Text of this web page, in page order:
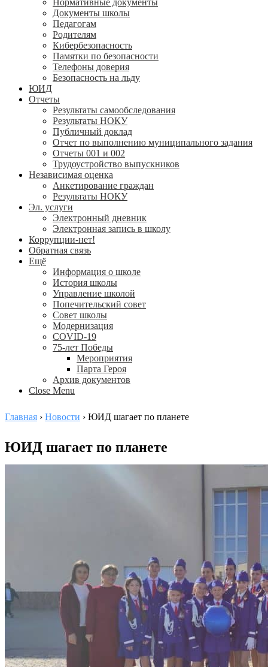
Нормативные документы
Документы школы
Педагогам
Родителям
Кибербезопасность
Памятки по безопасности
Телефоны доверия
Безопасность на льду
ЮИД
Отчеты
Результаты самообследования
Результаты НОКУ
Публичный доклад
Отчет по выполнению муниципального задания
Отчеты 001 и 002
Трудоустройство выпускников
Независимая оценка
Анкетирование граждан
Результаты НОКУ
Эл. услуги
Электронный дневник
Электронная запись в школу
Коррупции-нет!
Обратная связь
Ещё
Информация о школе
История школы
Управление школой
Попечительский совет
Совет школы
Модернизация
COVID-19
75-лет Победы
Мероприятия
Парта Героя
Архив документов
Close Menu
Главная › Новости › ЮИД шагает по планете
ЮИД шагает по планете